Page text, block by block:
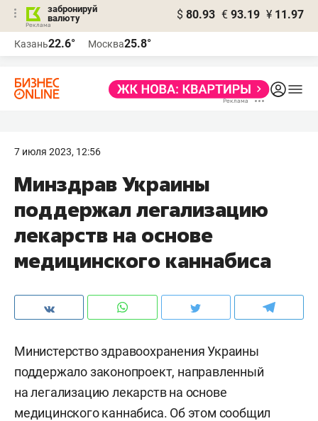
забронируй
валюту
$ 80.93 € 93.19 ¥ 11.97
Казань22.6° Москва25.8°
7 июля 2023, 12:56
Минздрав Украины
поддержал легализацию
лекарств на основе
медицинского каннабиса
Министерство здравоохранения Украины
поддержало законопроект, направленный
на легализацию лекарств на основе
медицинского каннабиса. Об этом сообщил